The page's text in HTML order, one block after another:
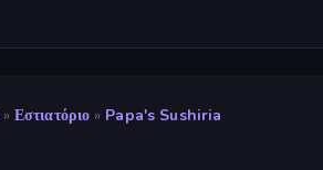
» Εστιατόριο » Papa's Sushiria